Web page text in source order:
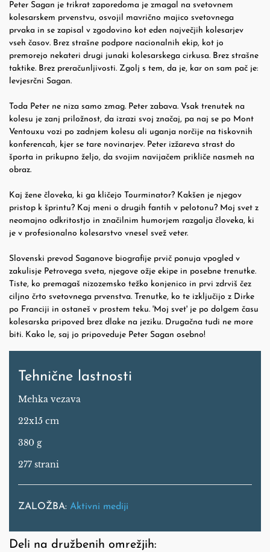
Peter Sagan je trikrat zaporedoma je zmagal na svetovnem
kolesarskem prvenstvu, osvojil mavrično majico svetovnega
prvaka in se zapisal v zgodovino kot eden največjih kolesarjev
vseh časov. Brez strašne podpore nacionalnih ekip, kot jo
premorejo nekateri drugi junaki kolesarskega cirkusa. Brez strašne
taktike. Brez preračunljivosti. Zgolj s tem, da je, kar on sam pač je:
levjesrčni Sagan.
Toda Peter ne niza samo zmag. Peter zabava. Vsak trenutek na
kolesu je zanj priložnost, da izrazi svoj značaj, pa naj se po Mont
Ventouxu vozi po zadnjem kolesu ali uganja norčije na tiskovnih
konferencah, kjer se tare novinarjev. Peter izžareva strast do
športa in prikupno željo, da svojim navijačem prikliče nasmeh na
obraz.
Kaj žene človeka, ki ga kličejo Tourminator? Kakšen je njegov
pristop k šprintu? Kaj meni o drugih fantih v pelotonu? Moj svet z
neomajno odkritostjo in značilnim humorjem razgalja človeka, ki
je v profesionalno kolesarstvo vnesel svež veter.
Slovenski prevod Saganove biografije prvič ponuja vpogled v
zakulisje Petrovega sveta, njegove ožje ekipe in posebne trenutke.
Tiste, ko premagaš nizozemsko težko konjenico in prvi zdrviš čez
ciljno črto svetovnega prvenstva. Trenutke, ko te izključijo z Dirke
po Franciji in ostaneš v prostem teku. 'Moj svet' je po dolgem času
kolesarska pripoved brez dlake na jeziku. Drugačna tudi ne more
biti. Kako le, saj jo pripoveduje Peter Sagan osebno!
Tehnične lastnosti
Mehka vezava
22x15 cm
380 g
277 strani
ZALOŽBA: Aktivni mediji
Deli na družbenih omrežjih: